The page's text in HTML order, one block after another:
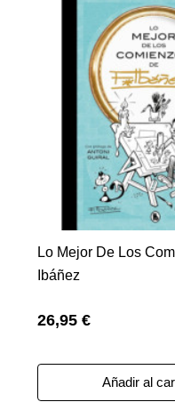
Lo Mejor De Los
Ibáñez
26,95 €
Añadir al